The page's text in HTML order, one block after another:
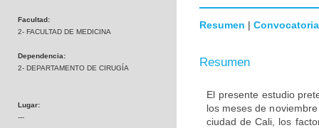
Facultad:
2- FACULTAD DE MEDICINA
Dependencia:
2- DEPARTAMENTO DE CIRUGÍA
Lugar:
---
Resumen | Convocatoria
Resumen
El presente estudio
los meses de
ciudad de Cali, los